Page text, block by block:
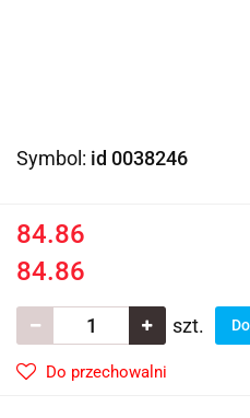
Symbol: id 0038246
84.86
84.86
szt.
Do przechowalni